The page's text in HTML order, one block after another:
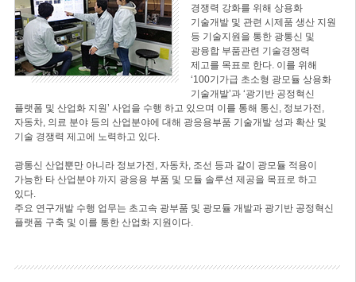
경쟁력 강화를 위해 상용화
기술개발 및 관련 시제품 생산 지원
등 기술지원을 통한 광통신 및
광융합 부품관련 기술경쟁력
제고를 목표로 한다. 이를 위해
‘100기가급 초소형 광모듈 상용화
기술개발’과 ‘광기반 공정혁신
플랫폼 및 산업화 지원’ 사업을 수행 하고 있으며 이를 통해 통신, 정보가전,
자동차, 의료 분야 등의 산업분야에 대해 광응용부품 기술개발 성과 확산 및
기술 경쟁력 제고에 노력하고 있다.
광통신 산업뿐만 아니라 정보가전, 자동차, 조선 등과 같이 광모듈 적용이
가능한 타 산업분야 까지 광응용 부품 및 모듈 솔루션 제공을 목표로 하고
있다.
주요 연구개발 수행 업무는 초고속 광부품 및 광모듈 개발과 광기반 공정혁신
플랫폼 구축 및 이를 통한 산업화 지원이다.